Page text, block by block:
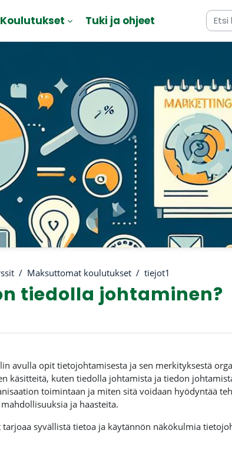
Koulutukset Tuki ja ohjeet
Maksuttomat koulutukset tiejot1
tiedolla johtaminen?
avulla opit tietojohtamisesta ja sen merkityksestä
käsitteitä, kuten tiedolla johtamista ja tiedon
toimintaan ja miten sitä voidaan hyödyntää
ja haasteita.
tarjoaa syvällistä tietoa ja käytännön näkökulmia